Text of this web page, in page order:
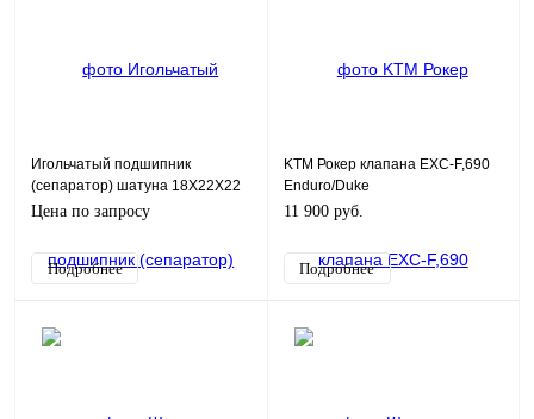
Игольчатый подшипник
(сепаратор) шатуна 18X22X22
Цена по запросу
Подробнее
KTM Рокер клапана EXC-F,690
Enduro/Duke
11 900 руб.
Подробнее